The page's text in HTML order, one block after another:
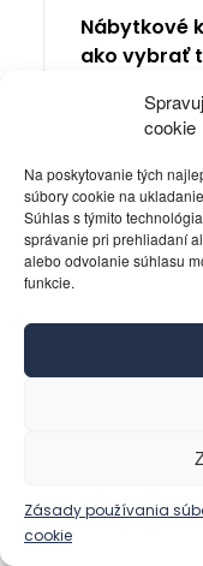
cookie
Na poskytovanie tých
súbory cookie na
Súhlas s týmito
správanie pri prehliadaní
alebo odvolanie súhlasu
funkcie.
Zásady používania
cookie
Nábytkové
ako vybrať